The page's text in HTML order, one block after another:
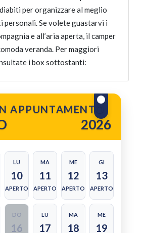
per organizzare al meglio
Se volete guastarvi i
e all’aria aperta, il camper
veranda. Per maggiori
i box sottostanti:
APPUNTAMENTO
2026
LU
10
APERTO
MA
11
APERTO
ME
12
APERTO
GI
13
APERTO
DO
16
LU
17
MA
18
ME
19